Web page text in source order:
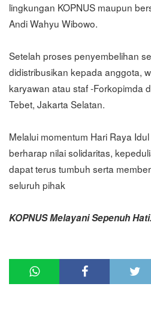
lingkungan KOPNUS maupun
Andi Wahyu Wibowo.
Setelah proses penyembelihan
didistribusikan kepada anggota,
karyawan atau staf -Forkopimda
Tebet, Jakarta Selatan.
Melalui momentum Hari Raya
berharap nilai solidaritas,
dapat terus tumbuh serta
seluruh pihak
KOPNUS Melayani Sepenuh Hati.